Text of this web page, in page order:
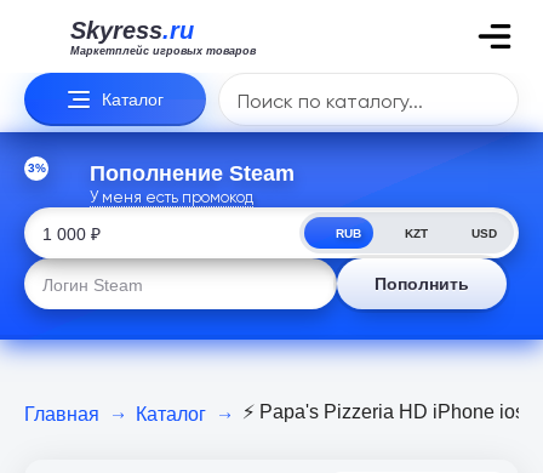
Skyress.ru
Маркетплейс игровых товаров
Каталог
3% Пополнение Steam
У меня есть промокод
RUB KZT USD
Пополнить
Главная Каталог ⚡️ Papa's Pizzeria HD iPhone ios